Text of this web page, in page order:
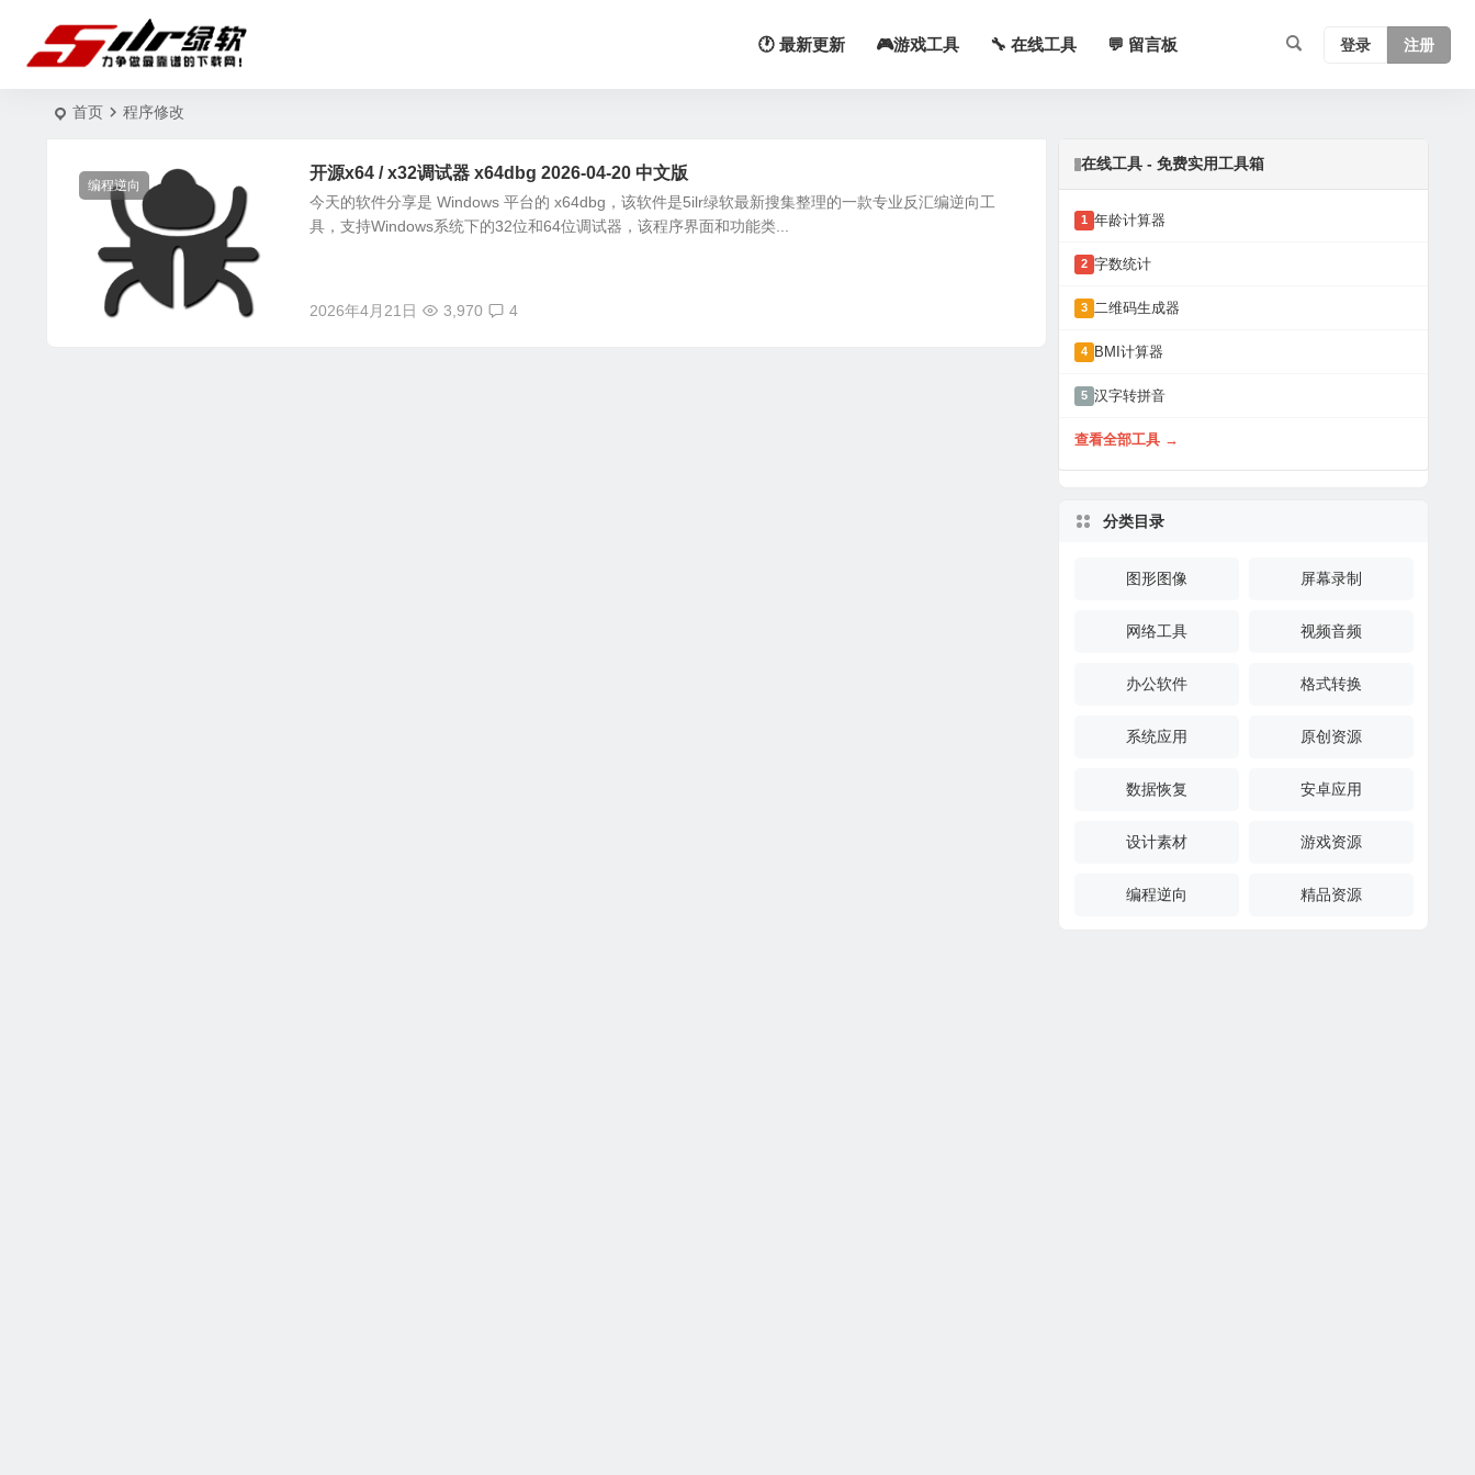
🕐 最新更新 🎮游戏工具 🔧 在线工具 💬 留言板 登录 注册
首页 程序修改
编程逆向
开源x64 / x32调试器 x64dbg 2026-04-20 中文版
今天的软件分享是 Windows 平台的 x64dbg，该软件是5ilr绿软最新搜集整理的一款专业反汇编逆向工
具，支持Windows系统下的32位和64位调试器，该程序界面和功能类...
2026年4月21日 3,970 4
在线工具 - 免费实用工具箱
1 年龄计算器
2 字数统计
3 二维码生成器
4 BMI计算器
5 汉字转拼音
查看全部工具 →
分类目录
图形图像 屏幕录制
网络工具 视频音频
办公软件 格式转换
系统应用 原创资源
数据恢复 安卓应用
设计素材 游戏资源
编程逆向 精品资源